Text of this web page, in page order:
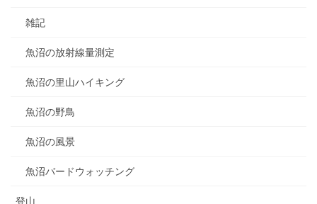
雑記
魚沼の放射線量測定
魚沼の里山ハイキング
魚沼の野鳥
魚沼の風景
魚沼バードウォッチング
登山